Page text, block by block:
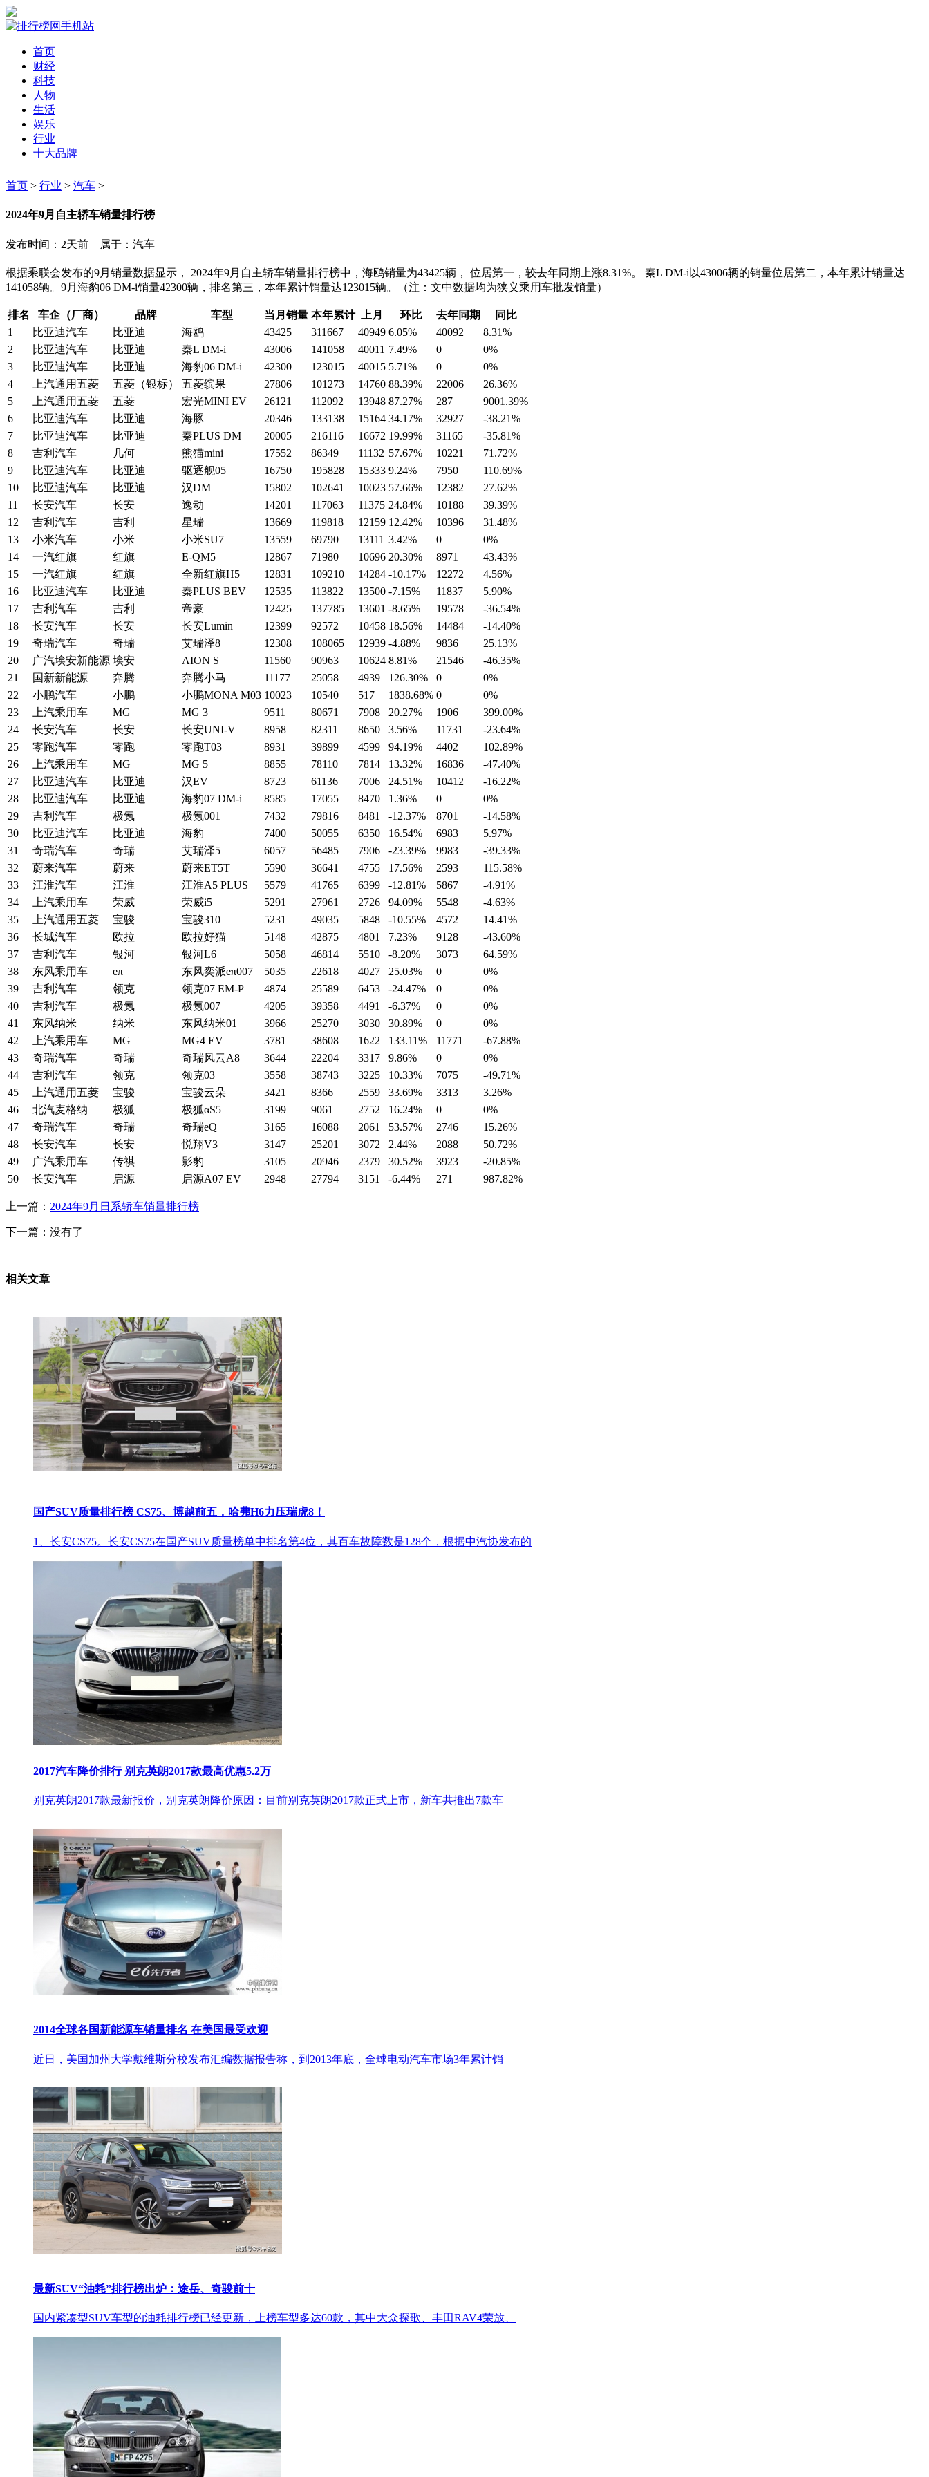
首页
财经
科技
人物
生活
娱乐
行业
十大品牌
首页 > 行业 > 汽车 >
2024年9月自主轿车销量排行榜
发布时间：2天前 属于：汽车
根据乘联会发布的9月销量数据显示， 2024年9月自主轿车销量排行榜中，海鸥销量为43425辆， 位居第一，较去年同期上涨8.31%。 秦L DM-i以43006辆的销量位居第二，本年累计销量达
141058辆。9月海豹06 DM-i销量42300辆，排名第三，本年累计销量达123015辆。（注：文中数据均为狭义乘用车批发销量）
排名 车企（厂商） 品牌 车型 当月销量 本年累计 上月 环比 去年同期
同比
1
比亚迪汽车 比亚迪 海鸥 43425 311667 40949 6.05% 40092
8.31%
2
比亚迪汽车 比亚迪 秦L DM-i 43006 141058 40011 7.49% 0
0%
3
比亚迪汽车 比亚迪 海豹06 DM-i 42300 123015 40015 5.71% 0
0%
4
上汽通用五菱 五菱（银标） 五菱缤果 27806 101273 14760 88.39% 22006
26.36%
5
上汽通用五菱 五菱 宏光MINI EV 26121 112092 13948 87.27% 287
9001.39%
6
比亚迪汽车 比亚迪 海豚 20346 133138 15164 34.17% 32927
-38.21%
7
比亚迪汽车 比亚迪 秦PLUS DM 20005 216116 16672 19.99% 31165
-35.81%
8
吉利汽车 几何 熊猫mini 17552 86349 11132 57.67% 10221
71.72%
9
比亚迪汽车 比亚迪 驱逐舰05 16750 195828 15333 9.24% 7950
110.69%
10
比亚迪汽车 比亚迪 汉DM 15802 102641 10023 57.66% 12382
27.62%
11
长安汽车 长安 逸动 14201 117063 11375 24.84% 10188
39.39%
12
吉利汽车 吉利 星瑞 13669 119818 12159 12.42% 10396
31.48%
13
小米汽车 小米 小米SU7 13559 69790 13111 3.42% 0
0%
14
一汽红旗 红旗 E-QM5 12867 71980 10696 20.30% 8971
43.43%
15
一汽红旗 红旗 全新红旗H5 12831 109210 14284 -10.17% 12272
4.56%
16
比亚迪汽车 比亚迪 秦PLUS BEV 12535 113822 13500 -7.15% 11837
5.90%
17
吉利汽车 吉利 帝豪 12425 137785 13601 -8.65% 19578
-36.54%
18
长安汽车 长安 长安Lumin 12399 92572 10458 18.56% 14484
-14.40%
19
奇瑞汽车 奇瑞 艾瑞泽8 12308 108065 12939 -4.88% 9836
25.13%
20
广汽埃安新能源 埃安 AION S 11560 90963 10624 8.81% 21546
-46.35%
21
国新新能源 奔腾 奔腾小马 11177 25058 4939 126.30% 0
0%
22
小鹏汽车 小鹏 小鹏MONA M03 10023 10540 517 1838.68% 0
0%
23
上汽乘用车 MG MG 3 9511 80671 7908 20.27% 1906
399.00%
24
长安汽车 长安 长安UNI-V 8958 82311 8650 3.56% 11731
-23.64%
25
零跑汽车 零跑 零跑T03 8931 39899 4599 94.19% 4402
102.89%
26
上汽乘用车 MG MG 5 8855 78110 7814 13.32% 16836
-47.40%
27
比亚迪汽车 比亚迪 汉EV 8723 61136 7006 24.51% 10412
-16.22%
28
比亚迪汽车 比亚迪 海豹07 DM-i 8585 17055 8470 1.36% 0
0%
29
吉利汽车 极氪 极氪001 7432 79816 8481 -12.37% 8701
-14.58%
30
比亚迪汽车 比亚迪 海豹 7400 50055 6350 16.54% 6983
5.97%
31
奇瑞汽车 奇瑞 艾瑞泽5 6057 56485 7906 -23.39% 9983
-39.33%
32
蔚来汽车 蔚来 蔚来ET5T 5590 36641 4755 17.56% 2593
115.58%
33
江淮汽车 江淮 江淮A5 PLUS 5579 41765 6399 -12.81% 5867
-4.91%
34
上汽乘用车 荣威 荣威i5 5291 27961 2726 94.09% 5548
-4.63%
35
上汽通用五菱 宝骏 宝骏310 5231 49035 5848 -10.55% 4572
14.41%
36
长城汽车 欧拉 欧拉好猫 5148 42875 4801 7.23% 9128
-43.60%
37
吉利汽车 银河 银河L6 5058 46814 5510 -8.20% 3073
64.59%
38
东风乘用车 eπ 东风奕派eπ007 5035 22618 4027 25.03% 0
0%
39
吉利汽车 领克 领克07 EM-P 4874 25589 6453 -24.47% 0
0%
40
吉利汽车 极氪 极氪007 4205 39358 4491 -6.37% 0
0%
41
东风纳米 纳米 东风纳米01 3966 25270 3030 30.89% 0
0%
42
上汽乘用车 MG MG4 EV 3781 38608 1622 133.11% 11771
-67.88%
43
奇瑞汽车 奇瑞 奇瑞风云A8 3644 22204 3317 9.86% 0
0%
44
吉利汽车 领克 领克03 3558 38743 3225 10.33% 7075
-49.71%
45
上汽通用五菱 宝骏 宝骏云朵 3421 8366 2559 33.69% 3313
3.26%
46
北汽麦格纳 极狐 极狐αS5 3199 9061 2752 16.24% 0
0%
47
奇瑞汽车 奇瑞 奇瑞eQ 3165 16088 2061 53.57% 2746
15.26%
48
长安汽车 长安 悦翔V3 3147 25201 3072 2.44% 2088
50.72%
49
广汽乘用车 传祺 影豹 3105 20946 2379 30.52% 3923
-20.85%
50
长安汽车 启源 启源A07 EV 2948 27794 3151 -6.44% 271 987.82%
上一篇： 2024年9月日系轿车销量排行榜
下一篇：没有了
相关文章
国产SUV质量排行榜 CS75、博越前五，哈弗H6力压瑞虎8！
1、长安CS75。长安CS75在国产SUV质量榜单中排名第4位，其百车故障数是128个，根据中汽协发布的
2017汽车降价排行 别克英朗2017款最高优惠5.2万
别克英朗2017款最新报价，别克英朗降价原因：目前别克英朗2017款正式上市，新车共推出7款车
2014全球各国新能源车销量排名 在美国最受欢迎
近日，美国加州大学戴维斯分校发布汇编数据报告称，到2013年底，全球电动汽车市场3年累计销
最新SUV“油耗”排行榜出炉：途岳、奇骏前十
国内紧凑型SUV车型的油耗排行榜已经更新，上榜车型多达60款，其中大众探歌、丰田RAV4荣放、